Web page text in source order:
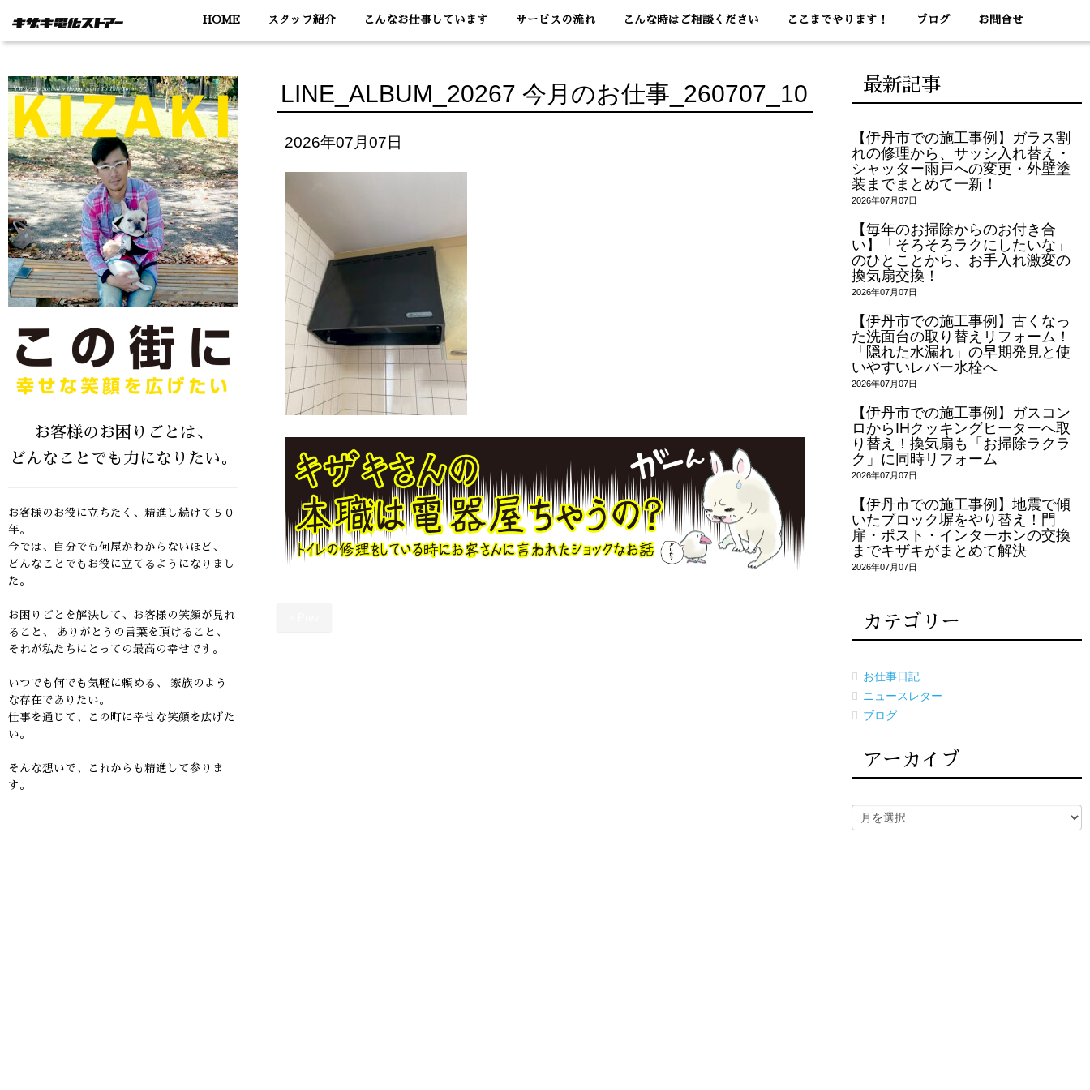
HOME スタッフ紹介 こんなお仕事しています サービスの流れ こんな時はご相談ください ここまでやります！ ブログ お問合せ
LINE_ALBUM_20267 今月のお仕事_260707_10
2026年07月07日
お客様のお困りごとは、
どんなことでも力になりたい。
お客様のお役に立ちたく、精進し続けて５０
年。
今では、自分でも何屋かわからないほど、
どんなことでもお役に立てるようになりまし
た。
お困りごとを解決して、お客様の笑顔が見れ
ること、
ありがとうの言葉を頂けること、
それが私たちにとっての最高の幸せです。
いつでも何でも気軽に頼める、 家族のよう
な存在でありたい。
仕事を通じて、この町に幸せな笑顔を広げた
い。
そんな想いで、これからも精進して参りま
す。
最新記事
【伊丹市での施工事例】ガラス割
れの修理から、サッシ入れ替え・
シャッター雨戸への変更・外壁塗
装までまとめて一新！
2026年07月07日
【毎年のお掃除からのお付き合
い】「そろそろラクにしたいな」
のひとことから、お手入れ激変の
換気扇交換！
2026年07月07日
【伊丹市での施工事例】古くなっ
た洗面台の取り替えリフォーム！
「隠れた水漏れ」の早期発見と使
いやすいレバー水栓へ
2026年07月07日
【伊丹市での施工事例】ガスコン
ロからIHクッキングヒーターへ取
り替え！換気扇も「お掃除ラクラ
ク」に同時リフォーム
2026年07月07日
【伊丹市での施工事例】地震で傾
いたブロック塀をやり替え！門
扉・ポスト・インターホンの交換
までキザキがまとめて解決
2026年07月07日
カテゴリー
お仕事日記
ニュースレター
ブログ
アーカイブ